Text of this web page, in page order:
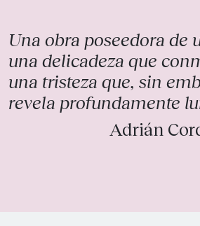
Una obra poseedora de
una delicadeza que
una tristeza que, sin
revela profundamente
Adrián